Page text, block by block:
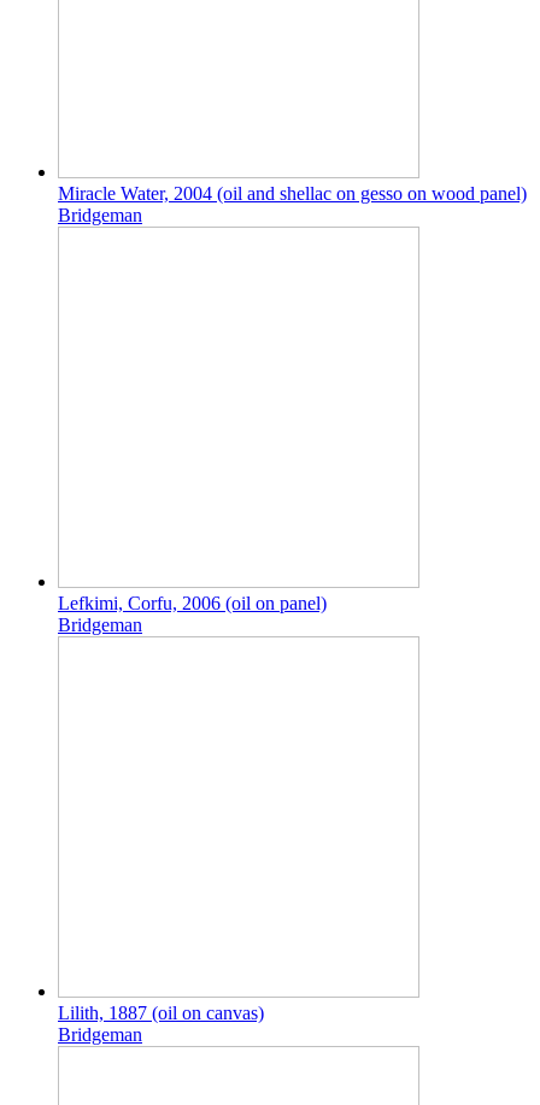
Miracle Water, 2004 (oil and shellac on gesso on wood panel)
Bridgeman
Lefkimi, Corfu, 2006 (oil on panel)
Bridgeman
Lilith, 1887 (oil on canvas)
Bridgeman